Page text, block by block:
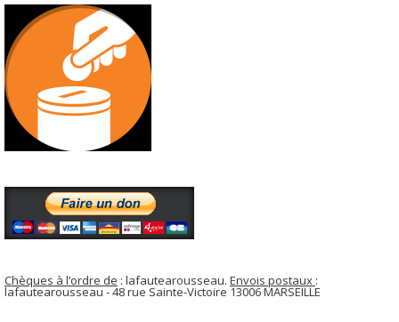
Chèques à l’ordre de : lafautearousseau. Envois postaux :
lafautearousseau - 48 rue Sainte-Victoire 13006 MARSEILLE